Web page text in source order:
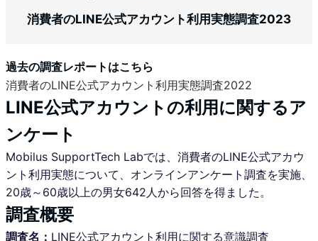
消費者のLINE公式アカウント利用実態調査2023
過去の調査レポートはこちら
消費者のLINE公式アカウント利用実態調査2022
LINE公式アカウントの利用に関するア
ンケート
Mobilus SupportTech Labでは、消費者のLINE公式アカウ
ント利用実態について、オンラインアンケート調査を実施、
20歳～60歳以上の男女642人から回答を得ました。
調査概要
調査名： LINE公式アカウント利用に関する意識調査